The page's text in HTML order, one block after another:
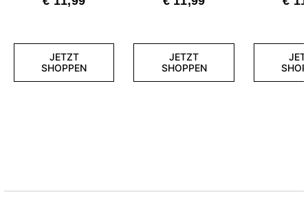
JETZT
SHOPPEN
JETZT
SHOPPEN